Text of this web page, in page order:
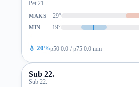
Pet 21.
MAKS 29°
MIN 19°
💧 20%p50 0.0 / p75 0.0 mm
Sub 22.
Sub 22.